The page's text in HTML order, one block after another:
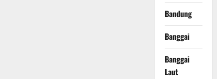
Bandung
Banggai
Banggai
Laut